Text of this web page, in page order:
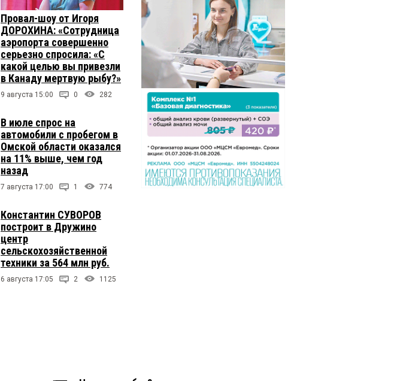
Провал-шоу от Игоря
ДОРОХИНА: «Сотрудница
аэропорта совершенно
серьезно спросила: «С
какой целью вы привезли
в Канаду мертвую рыбу?»
9 августа 15:00 0 282
В июле спрос на
автомобили с пробегом в
Омской области оказался
на 11% выше, чем год
назад
7 августа 17:00 1 774
Константин СУВОРОВ
построит в Дружино
центр
сельскохозяйственной
техники за 564 млн руб.
6 августа 17:05 2 1125